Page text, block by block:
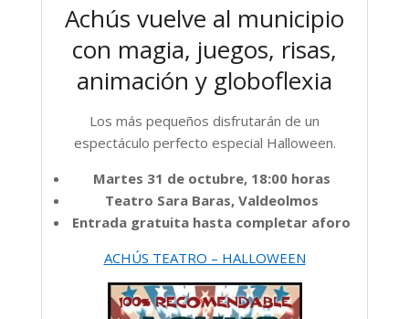
Achús vuelve al municipio
con magia, juegos, risas,
animación y globoflexia
Los más pequeños disfrutarán de un
espectáculo perfecto especial Halloween.
Martes 31 de octubre, 18:00 horas
Teatro Sara Baras, Valdeolmos
Entrada gratuita hasta completar aforo
ACHÚS TEATRO – HALLOWEEN